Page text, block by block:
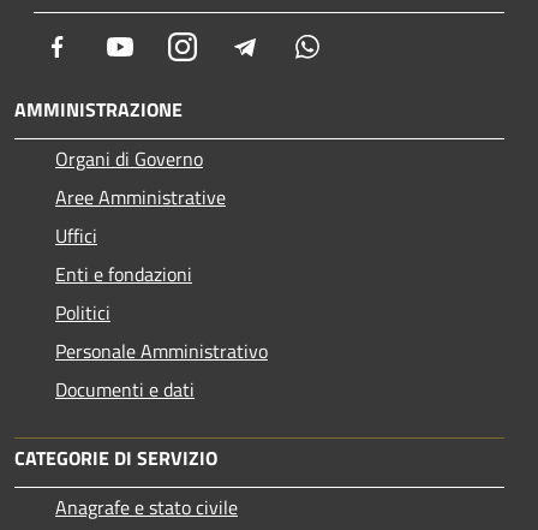
Facebook YoutubeInstagram Telegram
AMMINISTRAZIONE
Organi di Governo
Aree Amministrative
Uffici
Enti e fondazioni
Politici
Personale Amministrativo
Documenti e dati
CATEGORIE DI SERVIZIO
Anagrafe e stato civile